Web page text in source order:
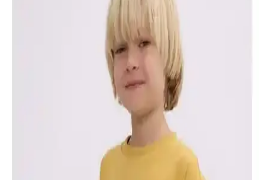
Fonksiyonel Stil Önerileri
Gri sweatshirtler, kadın modasında minimalist ve fonksiyonel bir
parça olarak öne çıkar. Farklı kombinlerle rahat ve şık stiller
oluşturmak için ideal seçenekler sunar.
Bebek Erkek Sweatshirtleri Karşılaştırması:
Malzeme, Tasarım ve Kullanım Özellikleri
İki bebek sweatshirt modelinin malzeme, tasarım, kullanım rahatlığı
ve kullanıcı geri bildirimleri karşılaştırmasıyla en uygun seçeneği
Pierre Cardin Erkek Indigo Slim Fit Basic
Sweatshirt Günlük ve Şık Kullanım İçin